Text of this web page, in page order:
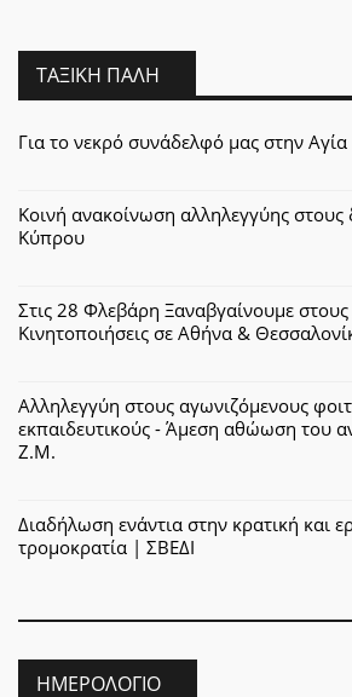
ΤΑΞΙΚΉ ΠΆΛΗ
Για το νεκρό συνάδελφό μας στην
Κοινή ανακοίνωση αλληλεγγύης στους
Κύπρου
Στις 28 Φλεβάρη Ξαναβγαίνουμε
Κινητοποιήσεις σε Αθήνα &
Αλληλεγγύη στους αγωνιζόμενους
εκπαιδευτικούς - Άμεση αθώωση του
Ζ.Μ.
Διαδήλωση ενάντια στην κρατική και
τρομοκρατία | ΣΒΕΔΙ
ΗΜΕΡΟΛΌΓΙΟ